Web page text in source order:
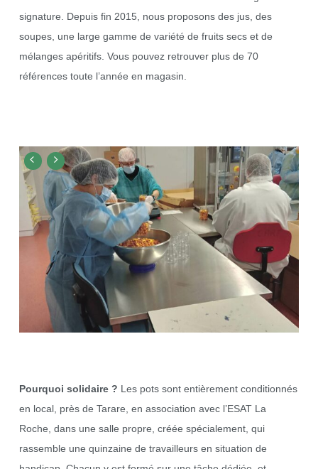
signature. Depuis fin 2015, nous proposons des jus, des
soupes, une large gamme de variété de fruits secs et de
mélanges apéritifs. Vous pouvez retrouver plus de 70
références toute l’année en magasin.
Pourquoi solidaire ? Les pots sont entièrement conditionnés
en local, près de Tarare, en association avec l’ESAT La
Roche, dans une salle propre, créée spécialement, qui
rassemble une quinzaine de travailleurs en situation de